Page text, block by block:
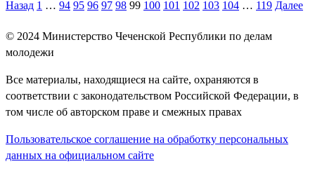
Навигация
записям
Назад 1 … 94 95 96 97 98 99 100 101 102 103 104 … 119 Далее
© 2024 Министерство Чеченской Республики по делам
молодежи
Все материалы, находящиеся на сайте, охраняются в
соответствии с законодательством Российской Федерации, в
том числе об авторском праве и смежных правах
Пользовательское соглашение на обработку персональных
данных на официальном сайте